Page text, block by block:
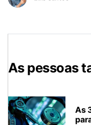
As pessoas
As